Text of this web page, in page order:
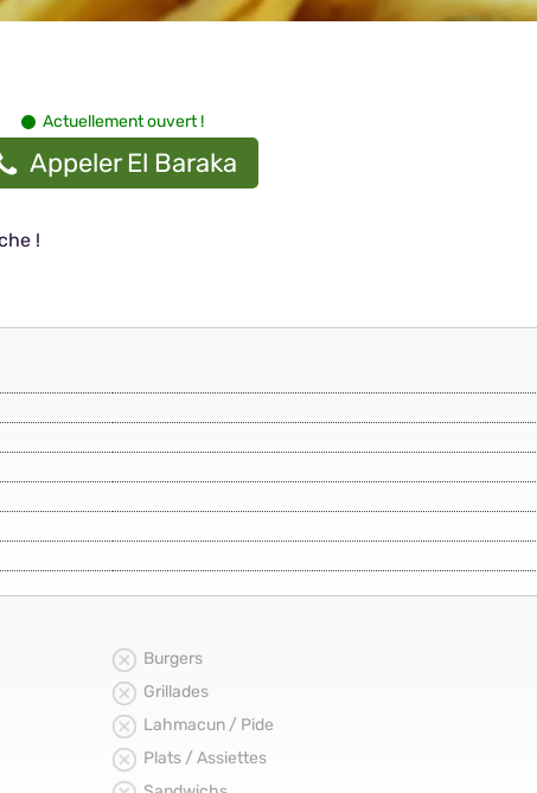
Actuellement ouvert !
Appeler El Baraka
!
Burgers
Grillades
Lahmacun / Pide
Plats / Assiettes